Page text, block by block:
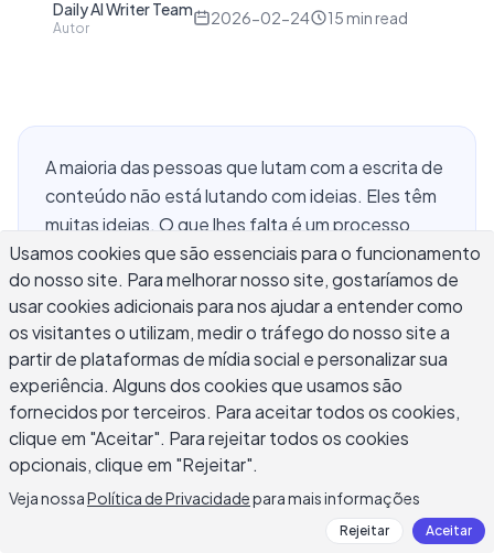
Daily AI Writer Team
Autor
2026-02-24 15 min read
A maioria das pessoas que lutam com a escrita de
conteúdo não está lutando com ideias. Eles têm
muitas ideias. O que lhes falta é um processo
confiável: um conjunto de dicas em que os
profissionais de marketing de conteúdo confiam,
desde a página em branco até a publicação. A
escrita de conteúdo é um ofício com um fluxo de
trabalho aprendível. As técnicas que os
profissionais de marketing de conteúdo usam
para produzir consistentemente blog posts,
páginas de destino e boletins informativos de alta
qualidade não são segredos. São etapas
repetíveis que produzem trabalho forte quando
aplicadas e trabalho fraco quando ignoradas.
Usamos cookies que são essenciais para o funcionamento
do nosso site. Para melhorar nosso site, gostaríamos de
usar cookies adicionais para nos ajudar a entender como
os visitantes o utilizam, medir o tráfego do nosso site a
partir de plataformas de mídia social e personalizar sua
experiência. Alguns dos cookies que usamos são
fornecidos por terceiros. Para aceitar todos os cookies,
clique em "Aceitar". Para rejeitar todos os cookies
opcionais, clique em "Rejeitar".
Veja nossaPolítica de Privacidadepara mais informações
Rejeitar Aceitar